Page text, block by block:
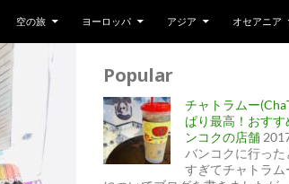
空の旅 ヨーロッパ アジア オセアニア
Popular
チャトラムー
ぱり最高！おす
ンコクの店舗
バンコクに行った
すぎてチャトラム